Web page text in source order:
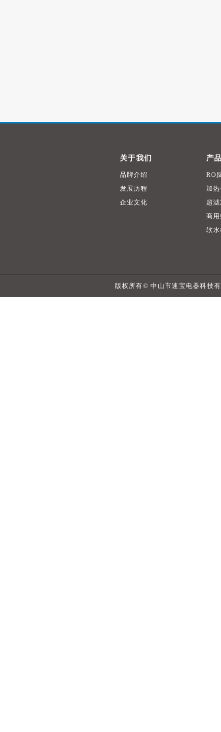
关于我们
品牌介绍
发展历程
企业文化
产
RO
加
超
商
软
版权所有© 中山市速宝电器科